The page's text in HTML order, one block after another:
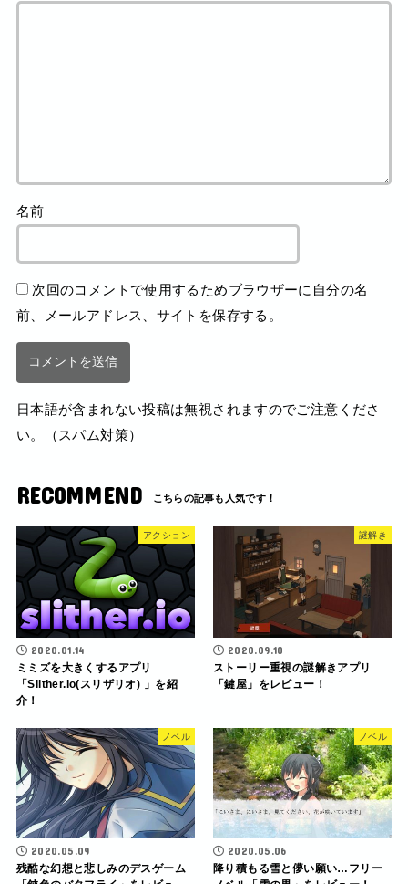
名前
次回のコメントで使用するためブラウザーに自分の名
前、メールアドレス、サイトを保存する。
日本語が含まれない投稿は無視されますのでご注意くださ
い。（スパム対策）
RECOMMEND
アクション
2020.01.14
ミミズを大きくするアプリ
「Slither.io(スリザリオ) 」を紹
介！
謎解き
2020.09.10
ストーリー重視の謎解きアプリ
「鍵屋」をレビュー！
ノベル
2020.05.09
残酷な幻想と悲しみのデスゲーム
ノベル
2020.05.06
降り積もる雪と儚い願い…フリー